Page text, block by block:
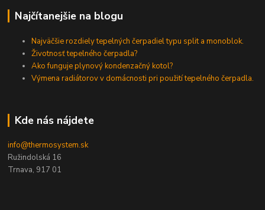
Najčítanejšie na blogu
Najväčšie rozdiely tepelných čerpadiel typu split a monoblok.
Životnosť tepelného čerpadla?
Ako funguje plynový kondenzačný kotol?
Výmena radiátorov v domácnosti pri použití tepelného čerpadla.
Kde nás nájdete
info@thermosystem.sk
Ružindolská 16
Trnava, 917 01